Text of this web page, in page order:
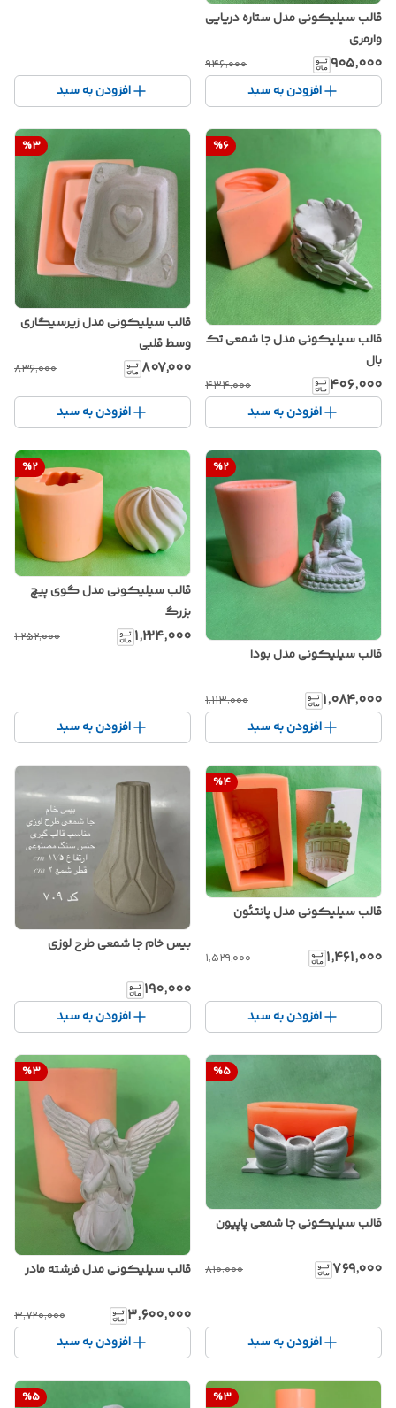
قالب سیلیکونی مدل ستاره دریایی
وارمری
۹۰۵٬۰۰۰ ۹۴۶٬۰۰۰
افزودن به سبد افزودن به سبد
%6
قالب سیلیکونی مدل جا شمعی تک
بال
۴۰۶٬۰۰۰ ۴۳۴٬۰۰۰
افزودن به سبد
%3
قالب سیلیکونی مدل زیرسیگاری
وسط قلبی
۸۰۷٬۰۰۰ ۸۳۶٬۰۰۰
افزودن به سبد
%2
قالب سیلیکونی مدل بودا
۱٬۰۸۴٬۰۰۰ ۱٬۱۱۳٬۰۰۰
افزودن به سبد
%2
قالب سیلیکونی مدل گوی پیچ
بزرگ
۱٬۲۲۴٬۰۰۰ ۱٬۲۵۲٬۰۰۰
افزودن به سبد
%4
قالب سیلیکونی مدل پانتئون
۱٬۴۶۱٬۰۰۰ ۱٬۵۲۹٬۰۰۰
افزودن به سبد
بیس خام جا شمعی طرح لوزی
۱۹۰٬۰۰۰
افزودن به سبد
%5
قالب سیلیکونی جا شمعی پاپیون
۷۶۹٬۰۰۰ ۸۱۰٬۰۰۰
افزودن به سبد
%3
قالب سیلیکونی مدل فرشته مادر
۳٬۶۰۰٬۰۰۰ ۳٬۷۲۰٬۰۰۰
افزودن به سبد
%3
%5